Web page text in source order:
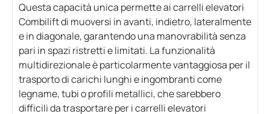
Questa capacità unica permette ai carrelli elevatori
Combilift di muoversi in avanti, indietro, lateralmente
e in diagonale, garantendo una manovrabilità senza
pari in spazi ristretti e limitati. La funzionalità
multidirezionale è particolarmente vantaggiosa per il
trasporto di carichi lunghi e ingombranti come
legname, tubi o profili metallici, che sarebbero
difficili da trasportare per i carrelli elevatori